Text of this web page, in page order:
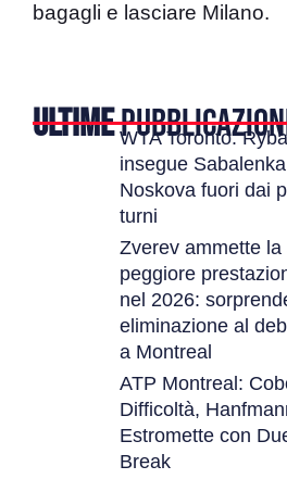
bagagli e lasciare Milano.
ULTIMEWTA Toronto:
insegue
Noskova fuori dai
turni
Zverev ammette la
peggiore
nel 2026:
eliminazione al
a Montreal
ATP Montreal:
Difficoltà,
Estromette con
Break